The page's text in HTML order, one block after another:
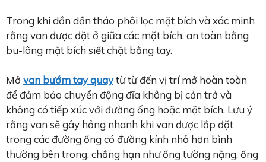
Trong khi dần dần tháo phôi lọc mặt bích và xác minh
rằng van được đặt ở giữa các mặt bích, an toàn bằng
bu-lông mặt bích siết chặt bằng tay.
Mở van bướm tay quaytừ từ đến vị trí mở hoàn toàn
để đảm bảo chuyển động đĩa không bị cản trở và
không có tiếp xúc với đường ống hoặc mặt bích. Lưu ý
rằng van sẽ gây hỏng nhanh khi van được lắp đặt
trong các đường ống có đường kính nhỏ hơn bình
thường bên trong, chẳng hạn như ống tường nặng, ống